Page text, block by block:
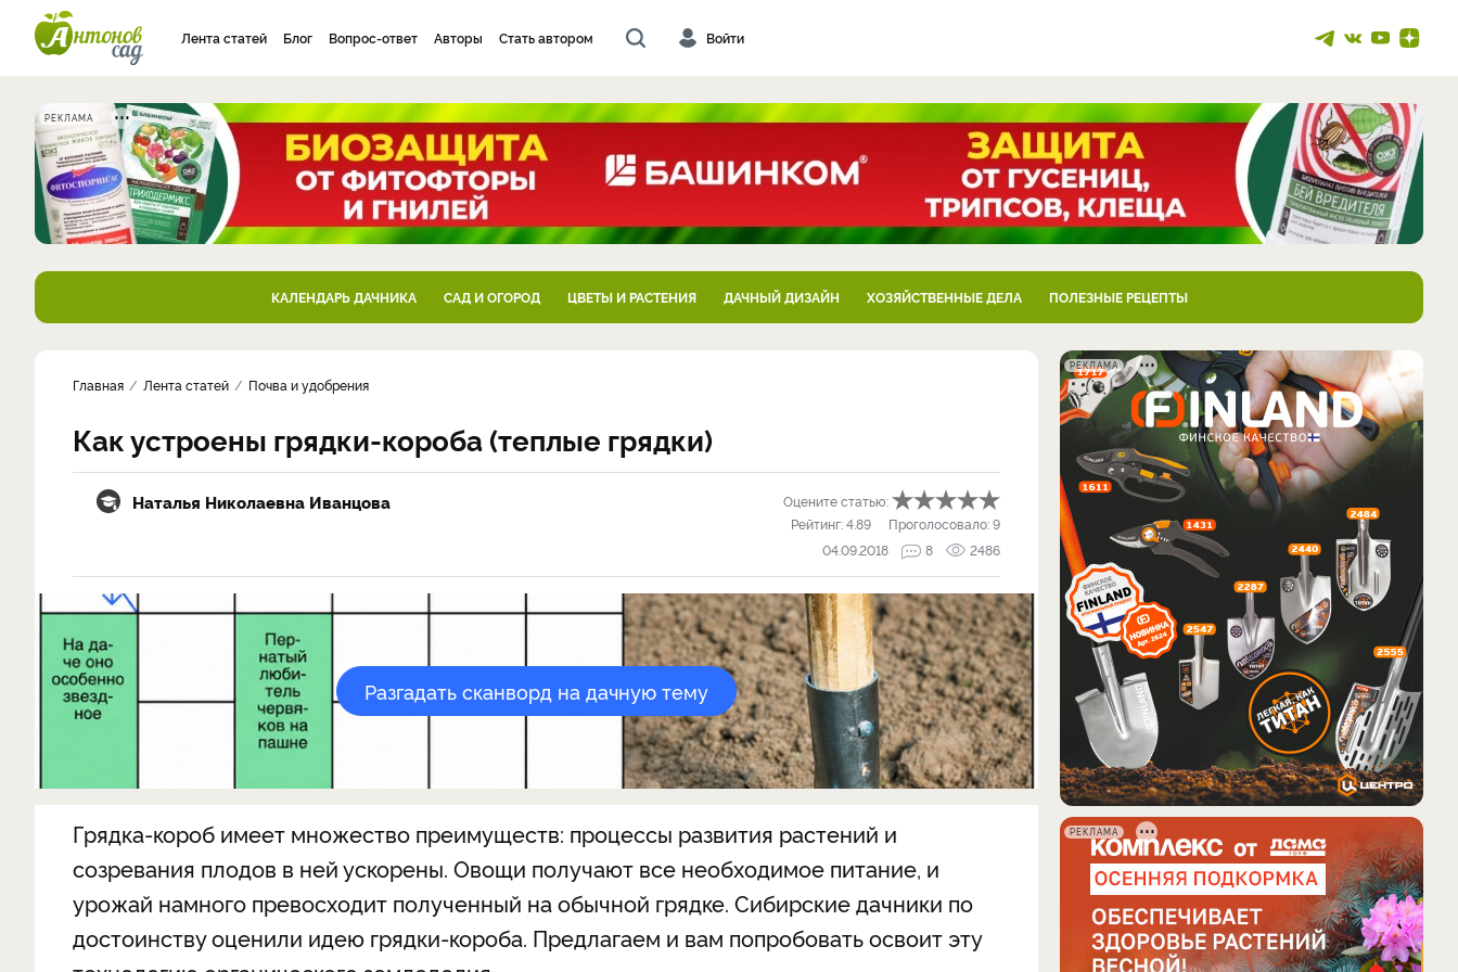
Лента статей Блог Вопрос-ответ Авторы Стать автором Войти
РЕКЛАМА
КАЛЕНДАРЬ ДАЧНИКА САД И ОГОРОД ЦВЕТЫ И РАСТЕНИЯ ДАЧНЫЙ ДИЗАЙН ХОЗЯЙСТВЕННЫЕ ДЕЛА ПОЛЕЗНЫЕ РЕЦЕПТЫ
Главная Лента статей Почва и удобрения
Как устроены грядки-короба (теплые грядки)
Наталья Николаевна Иванцова
Оцените статью:
Рейтинг:4.89 Проголосовало:9
04.09.2018
8 2486
Разгадать сканворд на дачную тему
Грядка­-короб имеет множество преимуществ: процессы развития растений и
созревания плодов в ней ускорены. Овощи получают все необходимое питание, и
урожай намного превосходит полученный на обычной грядке. Сибирские дачники по
достоинству оценили идею грядки-короба. Предлагаем и вам попробовать освоит эту
РЕКЛАМА
РЕКЛАМА